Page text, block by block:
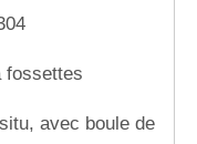
fossettes
avec boule de